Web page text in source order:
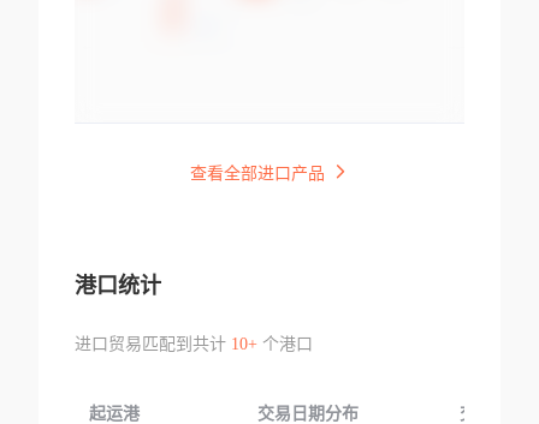
查看全部进口产品
港口统计
进口贸易匹配到共计 10+个港口
起运港 交易日期分布 交易产品